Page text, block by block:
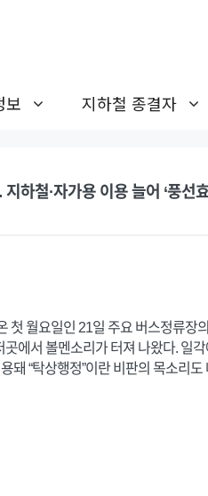
보 지하철 종결자
하철·자가용 이용 늘어 ‘풍선
첫 월요일인 21일 주요 버스정류
에서 볼멘소리가 터져 나왔다. 일
돼 “탁상행정”이란 비판의 목소리도